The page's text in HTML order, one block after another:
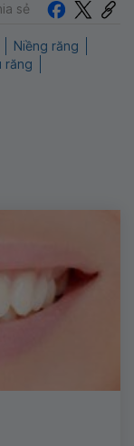
sẻ
Niềng răng
răng